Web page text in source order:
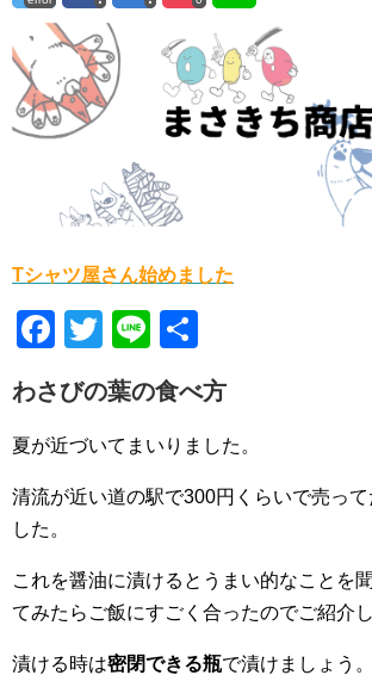
Tシャツ屋さん始めました
F
c
e
b
o
k
T
wi
tt
er
Li
e
有
わさびの葉の食べ方
夏が近づいてまいりました。
清流が近い道の駅で300円くらいで売って
した。
これを醤油に漬けるとうまい的なことを
てみたらご飯にすごく合ったのでご紹介し
漬ける時は密閉できる瓶で漬けましょう。